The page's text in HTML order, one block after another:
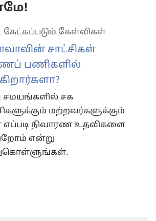
கேட்கப்படும் கேள்விகள்
சாட்சிகள்
பணிகளில்
சமயங்களில் சக
மற்றவர்களுக்கும்
நிவாரண உதவிகளை
என்று